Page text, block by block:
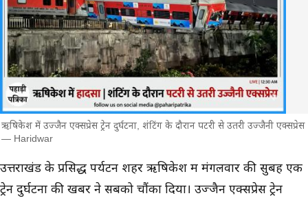
ऋषिकेश में उज्जैन एक्सप्रेस ट्रेन दुर्घटना, शंटिंग के दौरान पटरी से उतरी उज्जैनी एक्सप्रेस
— Haridwar
मुख्य समाचार
उत्तराखंड के प्रसिद्ध पर्यटन शहर ऋषिकेश में मंगलवार की सुबह एक
ट्रेन दुर्घटना की खबर ने सबको चौंका दिया। उज्जैन एक्सप्रेस ट्रेन